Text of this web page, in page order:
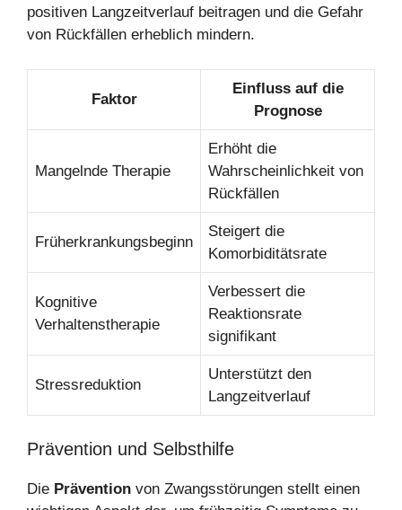
positiven Langzeitverlauf beitragen und die Gefahr
von Rückfällen erheblich mindern.
Faktor
Einfluss auf die
Prognose
Mangelnde Therapie
Erhöht die
Wahrscheinlichkeit von
Rückfällen
Früherkrankungsbeginn
Steigert die
Komorbiditätsrate
Kognitive
Verhaltenstherapie
Verbessert die
Reaktionsrate
signifikant
Stressreduktion
Unterstützt den
Langzeitverlauf
Prävention und Selbsthilfe
Die Prävention von Zwangsstörungen stellt einen